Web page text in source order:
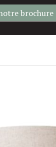
brochure